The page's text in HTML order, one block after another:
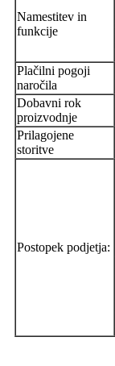
Namestitev in
funkcije
Plačilni pogoji
naročila
Dobavni rok
proizvodnje
Prilagojene
storitve
Postopek podjetja: